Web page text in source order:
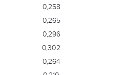
0,258
0,265
0,296
0,302
0,264